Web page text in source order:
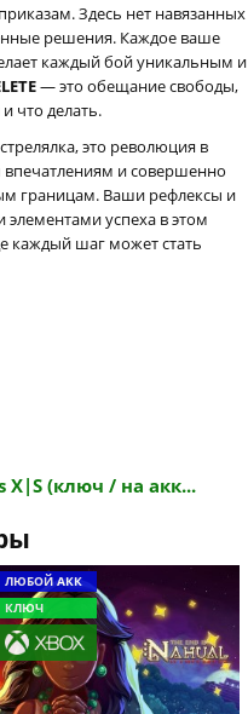
Здесь нет навязанных
решения. Каждое ваше
каждый бой уникальным и
— это обещание свободы,
что делать.
это революция в
и совершенно
границам. Ваши рефлексы и
успеха в этом
каждый шаг может стать
X|S (ключ / на акк...
ЛЮБОЙ АКК
КЛЮЧ